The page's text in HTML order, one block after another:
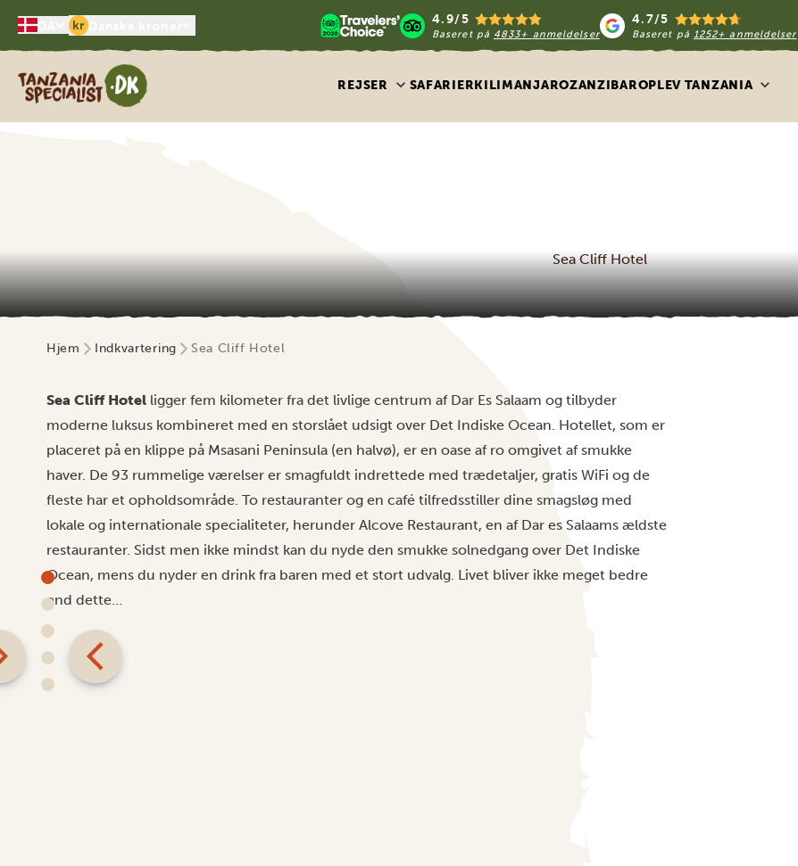
kr 4.9/5
Baseret på 4833+ anmeldelser
4.7/5
Baseret på 1252+ anmeldelser
Tanzania Specialist
REJSER SAFARIERKILIMANJAROZANZIBAROPLEV TANZANIA
Sea Cliff Hotel
Hjem Indkvartering Sea Cliff Hotel
Sea Cliff Hotel ligger fem kilometer fra det livlige centrum af Dar Es Salaam og tilbyder
moderne luksus kombineret med en storslået udsigt over Det Indiske Ocean. Hotellet, som er
placeret på en klippe på Msasani Peninsula (en halvø), er en oase af ro omgivet af smukke
haver. De 93 rummelige værelser er smagfuldt indrettede med trædetaljer, gratis WiFi og de
fleste har et opholdsområde. To restauranter og en café tilfredsstiller dine smagsløg med
lokale og internationale specialiteter, herunder Alcove Restaurant, en af Dar es Salaams ældste
restauranter. Sidst men ikke mindst kan du nyde den smukke solnedgang over Det Indiske
Ocean, mens du nyder en drink fra baren med et stort udvalg. Livet bliver ikke meget bedre
end dette…